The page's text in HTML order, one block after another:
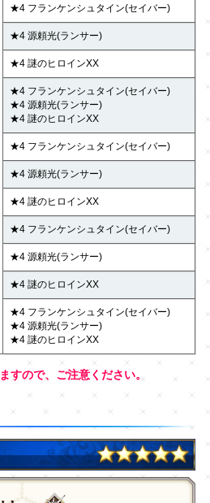
★4 フランケンシュタイン(セイバー)
★4 源頼光(ランサー)
★4 謎のヒロインXX
★4 フランケンシュタイン(セイバー)
★4 源頼光(ランサー)
★4 謎のヒロインXX
★4 フランケンシュタイン(セイバー)
★4 源頼光(ランサー)
★4 謎のヒロインXX
★4 フランケンシュタイン(セイバー)
★4 源頼光(ランサー)
★4 謎のヒロインXX
★4 フランケンシュタイン(セイバー)
★4 源頼光(ランサー)
★4 謎のヒロインXX
ので、ご注意ください。